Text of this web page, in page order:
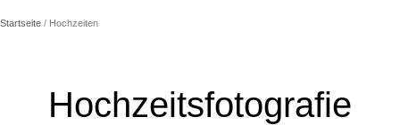
Startseite / Hochzeiten
Hochzeitsfotografie